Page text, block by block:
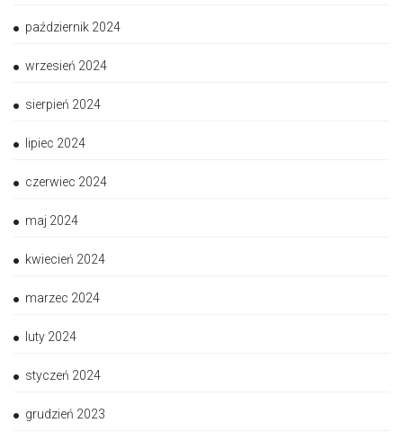
październik 2024
wrzesień 2024
sierpień 2024
lipiec 2024
czerwiec 2024
maj 2024
kwiecień 2024
marzec 2024
luty 2024
styczeń 2024
grudzień 2023